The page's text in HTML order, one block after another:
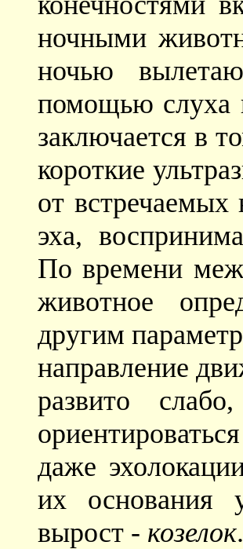
ночными
ночью
помощью слуха
заключается в
короткие
от встречаемых
эха,
По времени
животное
другим
направление
развито
даже
их основания
вырост - козелок